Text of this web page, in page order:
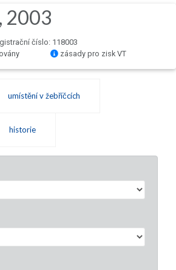
2003
číslo: 118003
zásady pro zisk VT
umístění v žebříčcích
historie